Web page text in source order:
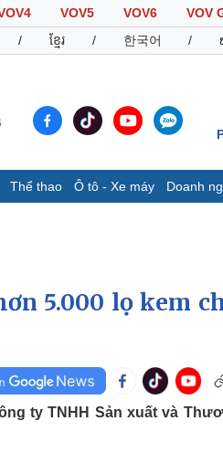
VOV5 VOV6
VOV
/ ខ្មែរ / 한국어 /
Thể thao Ô tô - Xe máy Doanh
Infographic
Ô tô - Xe máy
Xe máy
5.000 lọ kem
ty TNHH Sản xuất và